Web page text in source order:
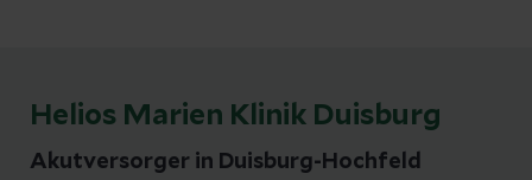
Helios Marien Klinik Duisburg
Akutversorger in Duisburg-Hochfeld